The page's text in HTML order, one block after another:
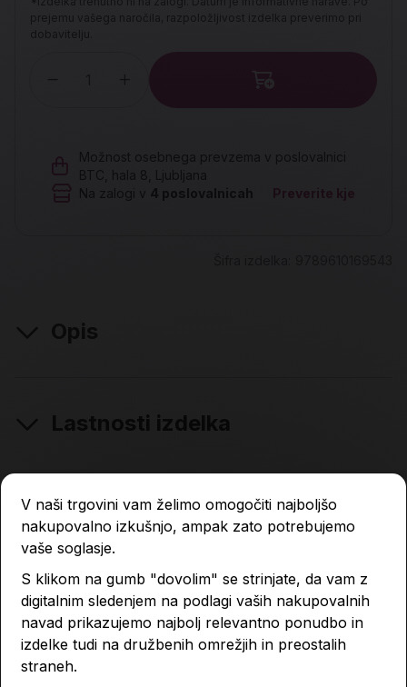
prejemu vašega naročila, razpoložljivost izdelka preverimo pri
dobavitelju.
Možnost osebnega prevzema v poslovalnici
BTC, hala 8, Ljubljana
Na zalogi v
4 poslovalnicah Preverite kje
Opis
Lastnosti izdelka
Podobni izdelki
V naši trgovini vam želimo omogočiti najboljšo
nakupovalno izkušnjo, ampak zato potrebujemo
vaše soglasje.
S klikom na gumb "dovolim" se strinjate, da vam z
digitalnim sledenjem na podlagi vaših nakupovalnih
navad prikazujemo najbolj relevantno ponudbo in
izdelke tudi na družbenih omrežjih in preostalih
straneh.